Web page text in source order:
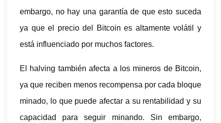
embargo, no hay una garantía de que esto suceda
ya que el precio del Bitcoin es altamente volátil y
está influenciado por muchos factores.
El halving también afecta a los mineros de Bitcoin,
ya que reciben menos recompensa por cada bloque
minado, lo que puede afectar a su rentabilidad y su
capacidad para seguir minando. Sin embargo,